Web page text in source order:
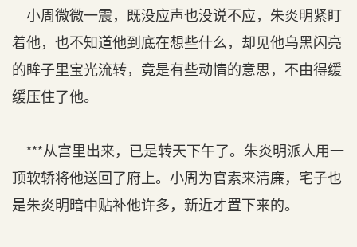
小周微微一震，既没应声也没说不应，朱炎明紧盯
着他，也不知道他到底在想些什么，却见他乌黑闪亮
的眸子里宝光流转，竟是有些动情的意思，不由得缓
缓压住了他。
***从宫里出来，已是转天下午了。朱炎明派人用一
顶软轿将他送回了府上。小周为官素来清廉，宅子也
是朱炎明暗中贴补他许多，新近才置下来的。